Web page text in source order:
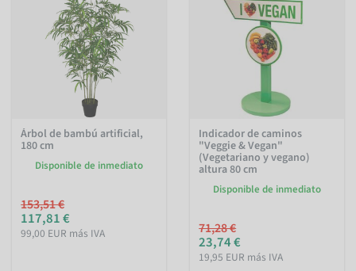
Árbol de bambú artificial,
180 cm
Disponible de inmediato
153,51 €
117,81 €
99,00 EUR más IVA
Indicador de caminos
"Veggie & Vegan"
(Vegetariano y vegano)
altura 80 cm
Disponible de inmediato
71,28 €
23,74 €
19,95 EUR más IVA